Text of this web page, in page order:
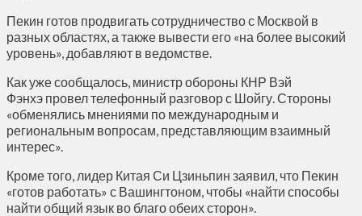
Пекин готов продвигать сотрудничество с Москвой в
разных областях, а также вывести его «на более высокий
уровень», добавляют в ведомстве.
Как уже сообщалось, министр обороны КНР Вэй
Фэнхэ провел телефонный разговор с Шойгу. Стороны
«обменялись мнениями по международным и
региональным вопросам, представляющим взаимный
интерес».
Кроме того, лидер Китая Си Цзиньпин заявил, что Пекин
«готов работать» с Вашингтоном, чтобы «найти способы
найти общий язык во благо обеих сторон».